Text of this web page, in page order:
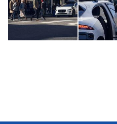
ライフスタイル
テクノロジー